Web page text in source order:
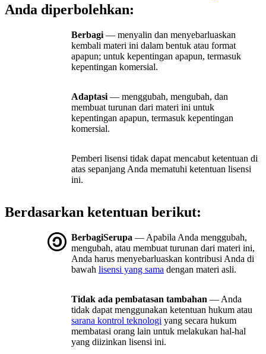
Anda diperbolehkan:
Berbagi — menyalin dan menyebarluaskan
kembali materi ini dalam bentuk atau format
apapun; untuk kepentingan apapun, termasuk
kepentingan komersial.
Adaptasi — menggubah, mengubah, dan
membuat turunan dari materi ini untuk
kepentingan apapun, termasuk kepentingan
komersial.
Pemberi lisensi tidak dapat mencabut ketentuan di
atas sepanjang Anda mematuhi ketentuan lisensi
ini.
Berdasarkan ketentuan berikut:
BerbagiSerupa — Apabila Anda menggubah,
mengubah, atau membuat turunan dari materi ini,
Anda harus menyebarluaskan kontribusi Anda di
bawah lisensi yang sama dengan materi asli.
Tidak ada pembatasan tambahan — Anda
tidak dapat menggunakan ketentuan hukum atau
sarana kontrol teknologi yang secara hukum
membatasi orang lain untuk melakukan hal-hal
yang diizinkan lisensi ini.